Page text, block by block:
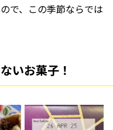
で、この季節ならでは
いお菓子！